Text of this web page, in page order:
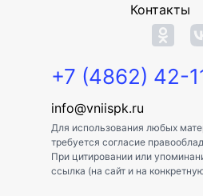
Контакты
+7 (4862) 42-
info@vniispk.ru
Для использования любых
требуется согласие
При цитировании или
ссылка (на сайт и на